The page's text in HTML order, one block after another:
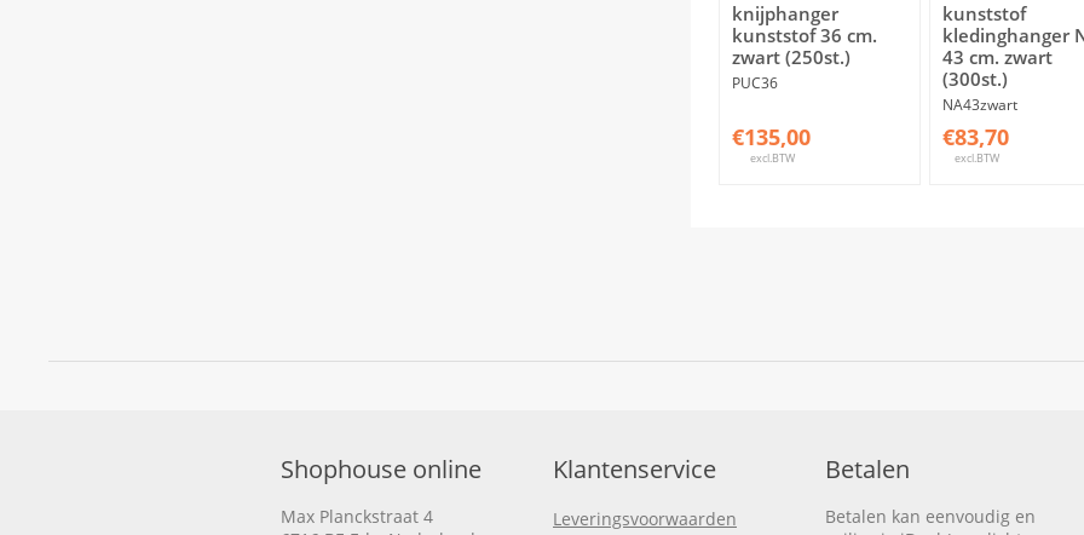
knijphanger
kunststof 36 cm.
zwart (250st.)
PUC36
€135,00
excl.BTW
kunststof
kledinghanger
43 cm. zwart
(300st.)
NA43zwart
€83,70
excl.BTW
Shophouse online
Max Planckstraat 4
Klantenservice
Leveringsvoorwaarden
Betalen
Betalen kan eenvoudig en